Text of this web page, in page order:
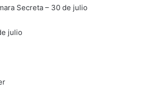
Secreta – 30 de julio
julio